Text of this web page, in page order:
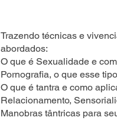
Trazendo técnicas e
abordados:
O que é Sexualidade e
Pornografia, o que esse
O que é tantra e como
Relacionamento,
​Manobras tântricas para